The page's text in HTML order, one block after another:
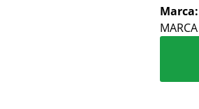
Marca:
MARCA